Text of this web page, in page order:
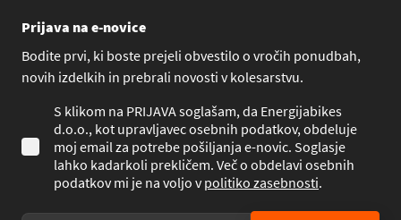
Prijava na e-novice
Bodite prvi, ki boste prejeli obvestilo o vročih ponudbah,
novih izdelkih in prebrali novosti v kolesarstvu.
S klikom na PRIJAVA soglašam, da Energijabikes
d.o.o., kot upravljavec osebnih podatkov, obdeluje
moj email za potrebe pošiljanja e-novic. Soglasje
lahko kadarkoli prekličem. Več o obdelavi osebnih
podatkov mi je na voljo vpolitiko zasebnosti.